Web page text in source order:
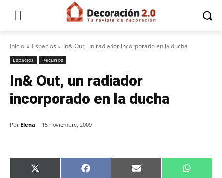
Inicio Espacios In& Out, un radiador incorporado en la ducha
Espacios Recursos
In& Out, un radiador
incorporado en la ducha
Por Elena 15 noviembre, 2009
CX CF CE CW